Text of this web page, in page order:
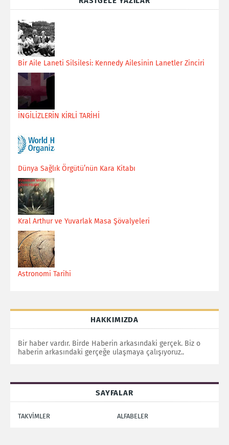
Bir Aile Laneti Silsilesi: Kennedy Ailesinin Lanetler Zinciri
İNGİLİZLERİN KİRLİ TARİHİ
Dünya Sağlık Örgütü’nün Kara Kitabı
Kral Arthur ve Yuvarlak Masa Şövalyeleri
Astronomi Tarihi
HAKKIMIZDA
Bir haber vardır. Birde Haberin arkasındaki gerçek. Biz o
haberin arkasındaki gerçeğe ulaşmaya çalışıyoruz..
SAYFALAR
TAKVİMLER ALFABELER